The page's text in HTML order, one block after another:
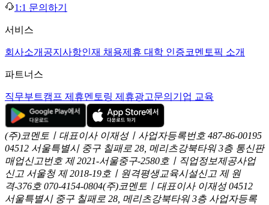
1:1 문의하기
서비스
회사소개 공지사항인재 채용제휴 대학 인증코멘토픽 소개
파트너스
직무부트캠프 제휴멘토링 제휴광고문의 기업 교육
(주)코멘토ㅣ대표이사 이재성ㅣ사업자등록번호 487-86-00195
04512 서울특별시 중구 칠패로 28, 메리츠강북타워 3층 통신판
매업신고번호 제 2021-서울중구-2580호ㅣ직업정보제공사업
신고 서울청 제 2018-19호ㅣ원격평생교육시설신고 제 원
격-376호 070-4154-0804(주)코멘토ㅣ대표이사 이재성 04512
서울특별시 중구 칠패로 28, 메리츠강북타워 3층 사업자등록